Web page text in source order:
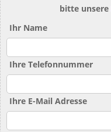
bitte unsere
Ihr Name
Ihre Telefonnummer
Ihre E-Mail Adresse